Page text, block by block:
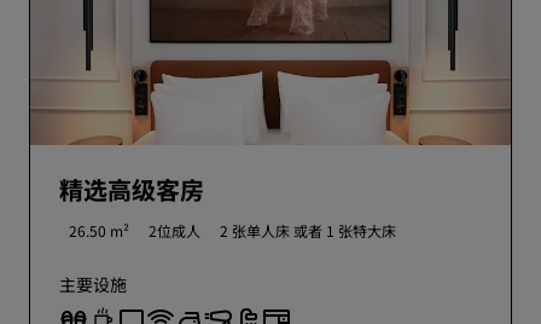
精选高级客房
26.50 m² 2位成人 2 张单人床 或者 1 张特大床
主要设施